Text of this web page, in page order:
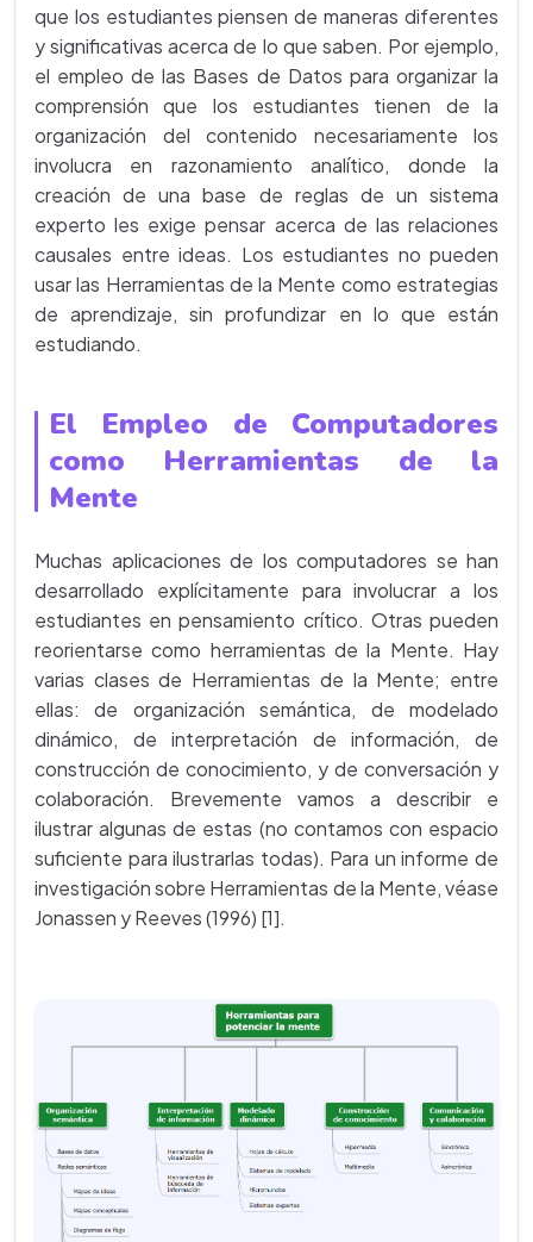
que los estudiantes piensen de maneras diferentes
y significativas acerca de lo que saben. Por ejemplo,
el empleo de las Bases de Datos para organizar la
comprensión que los estudiantes tienen de la
organización del contenido necesariamente los
involucra en razonamiento analítico, donde la
creación de una base de reglas de un sistema
experto les exige pensar acerca de las relaciones
causales entre ideas. Los estudiantes no pueden
usar las Herramientas de la Mente como estrategias
de aprendizaje, sin profundizar en lo que están
estudiando.
El Empleo de Computadores
como Herramientas de la
Mente
Muchas aplicaciones de los computadores se han
desarrollado explícitamente para involucrar a los
estudiantes en pensamiento crítico. Otras pueden
reorientarse como herramientas de la Mente. Hay
varias clases de Herramientas de la Mente; entre
ellas: de organización semántica, de modelado
dinámico, de interpretación de información, de
construcción de conocimiento, y de conversación y
colaboración. Brevemente vamos a describir e
ilustrar algunas de estas (no contamos con espacio
suficiente para ilustrarlas todas). Para un informe de
investigación sobre Herramientas de la Mente, véase
Jonassen y Reeves (1996) [1].